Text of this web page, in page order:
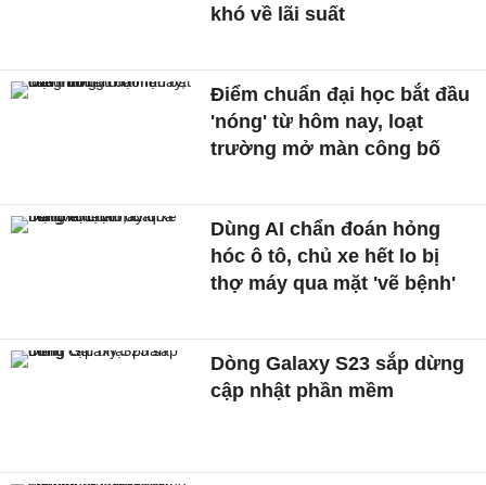
khó về lãi suất
Điểm chuẩn đại học bắt đầu
'nóng' từ hôm nay, loạt
trường mở màn công bố
Dùng AI chẩn đoán hỏng
hóc ô tô, chủ xe hết lo bị
thợ máy qua mặt 'vẽ bệnh'
Dòng Galaxy S23 sắp dừng
cập nhật phần mềm